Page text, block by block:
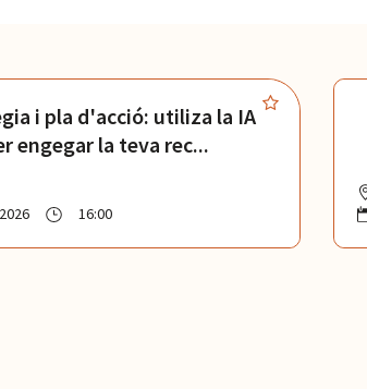
i pla d'acció: utiliza la IA
engegar la teva rec...
16:00